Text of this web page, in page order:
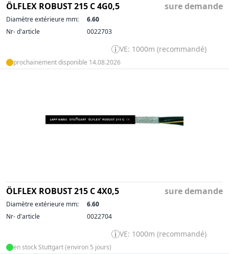
ÖLFLEX ROBUST 215 C 4G0,5 sure demande
Diamètre extérieure mm:
6.60
Nr- d'article
0022703
VE: 1000m (recommandé)
prochainement disponible 14.08.2026
ÖLFLEX ROBUST 215 C 4X0,5 sure demande
Diamètre extérieure mm:
6.60
Nr- d'article
0022704
VE: 1000m (recommandé)
en stock Stuttgart (environ 5 jours)